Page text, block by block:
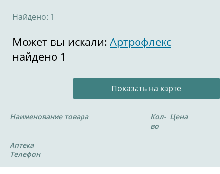
Найдено: 1
Может вы искали: Артрофлекс –
найдено 1
Показать на карте
Наименование товара
Кол-
во
Цена
Аптека
Телефон